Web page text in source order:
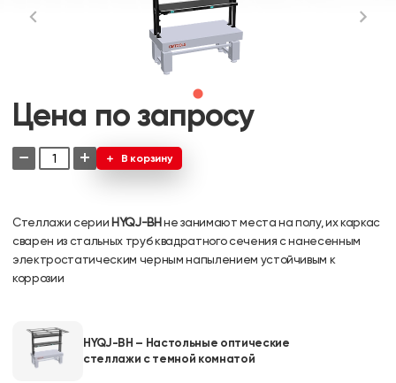
Цена по запросу
− + В корзину
Стеллажи серии HYQJ-BHне занимают места на полу, их каркас
сварен из стальных труб квадратного сечения с нанесенным
электростатическим черным напылением устойчивым к
коррозии
HYQJ-BH – Настольные оптические
стеллажи с темной комнатой